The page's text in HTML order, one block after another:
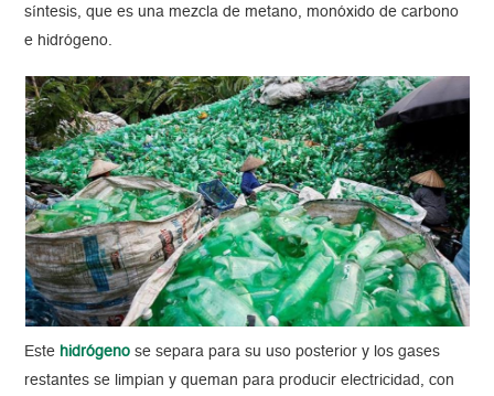
síntesis, que es una mezcla de metano, monóxido de carbono
e hidrógeno.
Este hidrógeno se separa para su uso posterior y los gases
restantes se limpian y queman para producir electricidad, con